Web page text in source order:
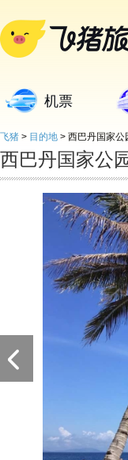
机票
飞猪 > 目的地 > 西巴丹国家公
西巴丹国家公